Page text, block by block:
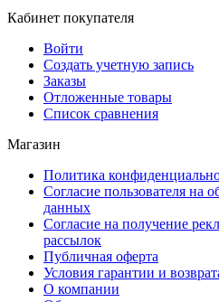
Кабинет покупателя
Войти
Создать учетную запись
Заказы
Отложенные товары
Список сравнения
Магазин
Политика
Согласие пользователя на
данных
Согласие на получение
рассылок
Публичная оферта
Условия гарантии и
О компании